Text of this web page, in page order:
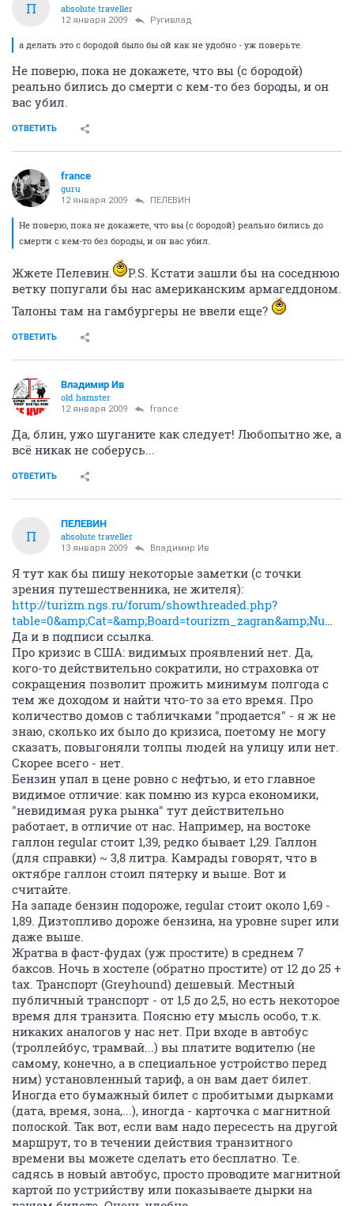
П
absolute traveller
12 января 2009 Ругивлад
а делать это с бородой было бы ой как не удобно - уж поверьте.
Не поверю, пока не докажете, что вы (с бородой)
реально бились до смерти с кем-то без бороды, и он
вас убил.
ОТВЕТИТЬ
france
guru
12 января 2009 ПЕЛЕВИН
Не поверю, пока не докажете, что вы (с бородой) реально бились до
смерти с кем-то без бороды, и он вас убил.
Жжете Пелевин.
P.S. Кстати зашли бы на соседнюю
ветку попугали бы нас американским армагеддоном.
Талоны там на гамбургеры не ввели еще?
ОТВЕТИТЬ
Владимир Ив
old hamster
12 января 2009 france
Да, блин, ужо шуганите как следует! Любопытно же, а
всё никак не соберусь...
ОТВЕТИТЬ
П
ПЕЛЕВИН
absolute traveller
13 января 2009 Владимир Ив
Я тут как бы пишу некоторые заметки (с точки
зрения путешественника, не жителя):
http://turizm.ngs.ru/forum/showthreaded.php?
table=0&amp;Cat=&amp;Board=tourizm_zagran&amp;Number=1874003817&amp;page=0&amp;view=collapsed&amp;sb=5&amp;o=&amp;fpart=1
Да и в подписи ссылка.
Про кризис в США: видимых проявлений нет. Да,
кого-то действительно сократили, но страховка от
сокращения позволит прожить минимум полгода с
тем же доходом и найти что-то за ето время. Про
количество домов с табличками "продается" - я ж не
знаю, сколько их было до кризиса, поетому не могу
сказать, повыгоняли толпы людей на улицу или нет.
Скорее всего - нет.
Бензин упал в цене ровно с нефтью, и ето главное
видимое отличие: как помню из курса економики,
"невидимая рука рынка" тут действительно
работает, в отличие от нас. Например, на востоке
галлон regular стоит 1,39, редко бывает 1,29. Галлон
(для справки) ~ 3,8 литра. Камрады говорят, что в
октябре галлон стоил пятерку и выше. Вот и
считайте.
На западе бензин подороже, regular стоит около 1,69 -
1,89. Дизтопливо дороже бензина, на уровне super или
даже выше.
Жратва в фаст-фудах (уж простите) в среднем 7
баксов. Ночь в хостеле (обратно простите) от 12 до 25 +
tax. Транспорт (Greyhound) дешевый. Местный
публичный транспорт - от 1,5 до 2,5, но есть некоторое
время для транзита. Поясню ету мысль особо, т.к.
никаких аналогов у нас нет. При входе в автобус
(троллейбус, трамвай...) вы платите водителю (не
самому, конечно, а в специальное устройство перед
ним) установленный тариф, а он вам дает билет.
Иногда ето бумажный билет с пробитыми дырками
(дата, время, зона,...), иногда - карточка с магнитной
полоской. Так вот, если вам надо пересесть на другой
маршрут, то в течении действия транзитного
времени вы можете сделать ето бесплатно. Т.е.
садясь в новый автобус, просто проводите магнитной
картой по устрийству или показываете дырки на